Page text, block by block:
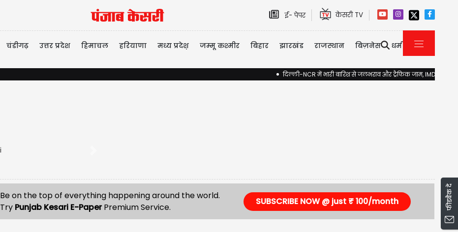
ई- पेपर केसरी TV
चंडीगढ़ उत्तर प्रदेश हिमाचल हरियाणा मध्य प्रदेश़ जम्मू कश्मीर बिहार झारखंड राजस्थान बिज़नेस धर्म
दिल्ली-NCR में भारी बारिश से जलभराव और ट्रैफिक जाम, IMD ने जारी
Be on the top of everything happening around the world.
Try Punjab Kesari E-PaperPremium Service.
SUBSCRIBE NOW @ just ₹ 100/month फीडबैक दें